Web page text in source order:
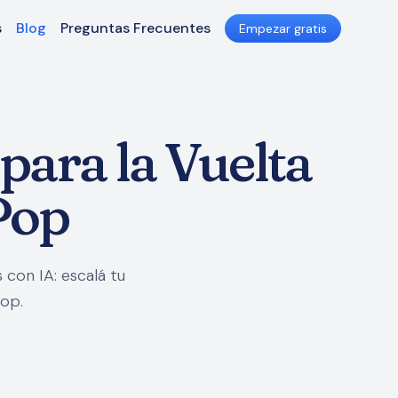
Blog Preguntas Frecuentes Empezar gratis
la Vuelta
IA: escalá tu